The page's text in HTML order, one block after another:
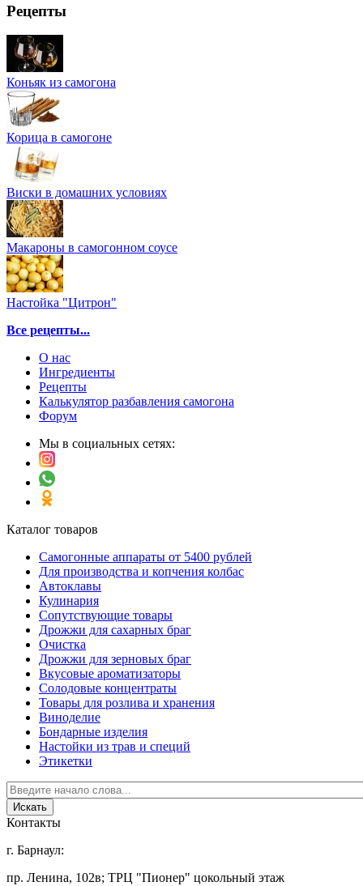
Рецепты
Коньяк из самогона
Корица в самогоне
Виски в домашних условиях
Макароны в самогонном соусе
Настойка "Цитрон"
Все рецепты...
О нас
Ингредиенты
Рецепты
Калькулятор разбавления самогона
Форум
Мы в социальных сетях:
Каталог товаров
Самогонные аппараты от 5400 рублей
Для производства и копчения колбас
Автоклавы
Кулинария
Сопутствующие товары
Дрожжи для сахарных браг
Очистка
Дрожжи для зерновых браг
Вкусовые ароматизаторы
Солодовые концентраты
Товары для розлива и хранения
Виноделие
Бондарные изделия
Настойки из трав и специй
Этикетки
Контакты
г. Барнаул:
пр. Ленина, 102в; ТРЦ "Пионер" цокольный этаж